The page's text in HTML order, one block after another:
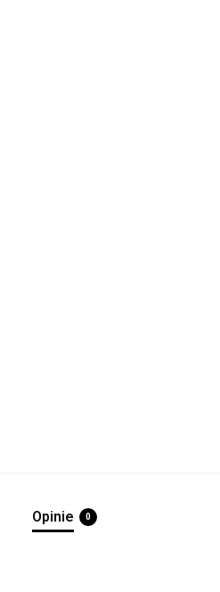
Opinie 0